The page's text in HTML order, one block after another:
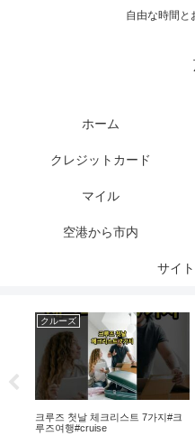
自由な時間と
ホーム
クレジットカード
マイル
空港から市内
サイ
クルーズ
크루즈 첫날 체크리스트 7가지#크
루즈여행#cruise